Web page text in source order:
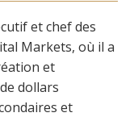
et chef des
Markets, où il a
et
dollars
et